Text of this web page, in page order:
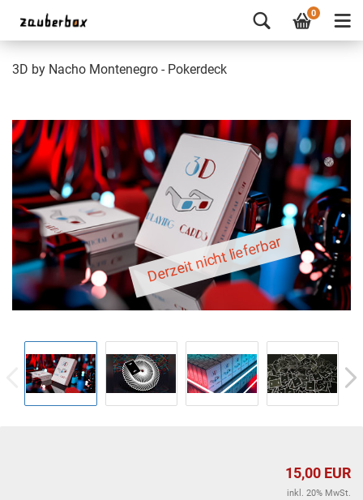
0
3D by Nacho Montenegro - Pokerdeck
Derzeit nicht lieferbar
15,00 EUR
inkl. 20% MwSt.